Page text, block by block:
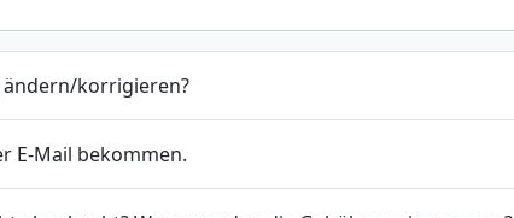
ändern/korrigieren?
E-Mail bekommen.